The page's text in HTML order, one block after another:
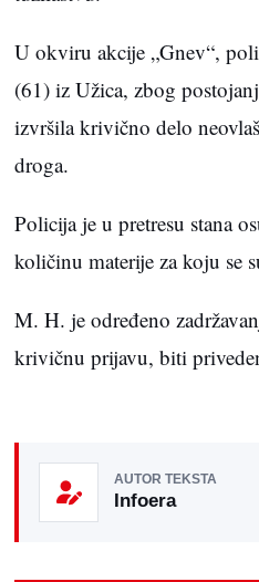
U okviru akcije „Gnev“,
(61) iz Užica, zbog
izvršila krivično delo
droga.
Policija je u pretresu stana
količinu materije za koju se
M. H. je određeno
krivičnu prijavu, biti
AUTOR TEKSTA
Infoera